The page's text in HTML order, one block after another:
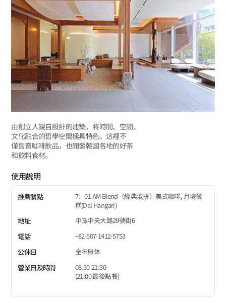
由創立人親自設計的建築，將時間、空間、
文化融合的哲學空間極具特色。這裡不
僅售賣咖啡飲品，也開發韓國各地的好茶
和飲料食材。
使用說明
推薦餐點
7：01 AM Blend（經典混拼）美式咖啡, 月壇蛋
糕(Dal Hangari)
地址
中區中央大路29號街6
電話
+82-507-1412-5753
公休日
全年無休
營業日及時間
08:30-21:30
(21:00 最後點餐)